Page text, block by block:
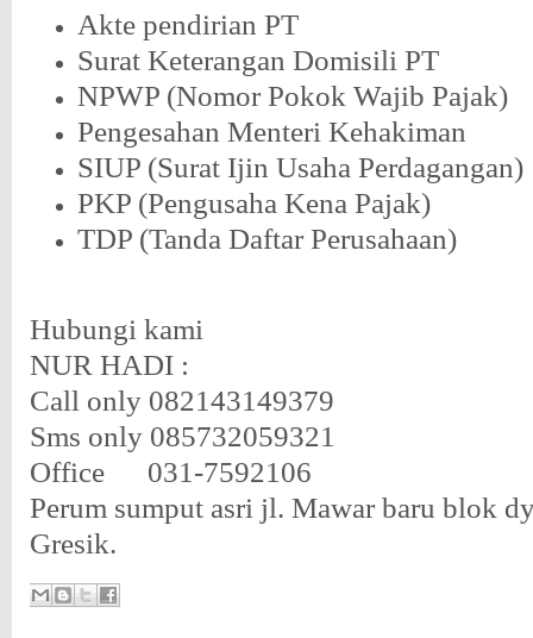
Akte pendirian PT
Surat Keterangan Domisili PT
NPWP (Nomor Pokok Wajib Pajak)
Pengesahan Menteri Kehakiman
SIUP (Surat Ijin Usaha Perdagangan)
PKP (Pengusaha Kena Pajak)
TDP (Tanda Daftar Perusahaan)
Hubungi kami
NUR HADI :
Call only 082143149379
Sms only 085732059321
Office
031-7592106
Perum sumput asri jl. Mawar baru blok
Gresik.